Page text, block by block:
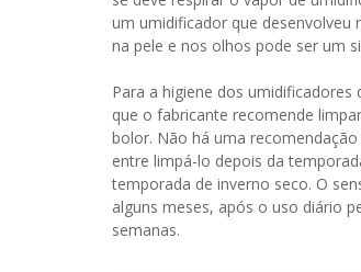
um umidificador que desenvolveu
na pele e nos olhos pode ser um
Para a higiene dos
que o fabricante recomende
bolor. Não há uma
entre limpá-lo depois da
temporada de inverno seco. O
alguns meses, após o uso diário
semanas.